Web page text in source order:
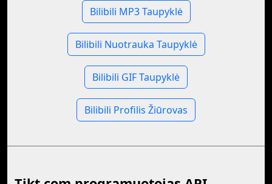
Bilibili MP3 Taupyklė
Bilibili Nuotrauka Taupyklė
Bilibili GIF Taupyklė
Bilibili Profilis Žiūrovas